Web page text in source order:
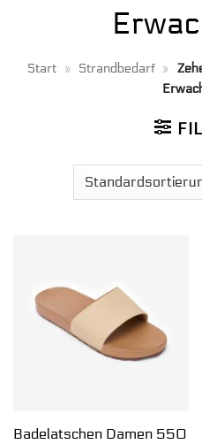
Start » Strandbedarf »
Badelatschen Damen 550